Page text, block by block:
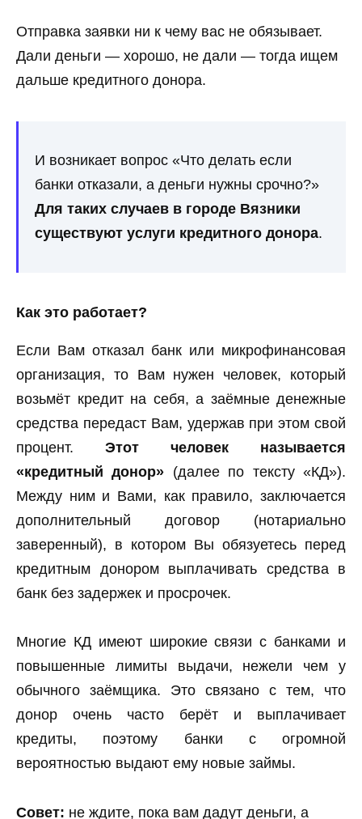
Отправка заявки ни к чему вас не обязывает.
Дали деньги — хорошо, не дали — тогда ищем
дальше кредитного донора.
И возникает вопрос «Что делать если
банки отказали, а деньги нужны срочно?»
Для таких случаев в городе Вязники
существуют услуги кредитного донора.
Как это работает?
Если Вам отказал банк или микрофинансовая
организация, то Вам нужен человек, который
возьмёт кредит на себя, а заёмные денежные
средства передаст Вам, удержав при этом свой
процент. Этот человек называется
«кредитный донор» (далее по тексту «КД»).
Между ним и Вами, как правило, заключается
дополнительный договор (нотариально
заверенный), в котором Вы обязуетесь перед
кредитным донором выплачивать средства в
банк без задержек и просрочек.
Многие КД имеют широкие связи с банками и
повышенные лимиты выдачи, нежели чем у
обычного заёмщика. Это связано с тем, что
донор очень часто берёт и выплачивает
кредиты, поэтому банки с огромной
вероятностью выдают ему новые займы.
Совет: не ждите, пока вам дадут деньги, а